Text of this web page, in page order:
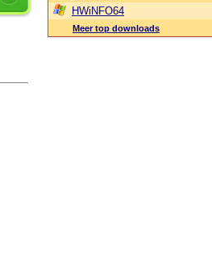
HWiNFO64
Meer top downloads